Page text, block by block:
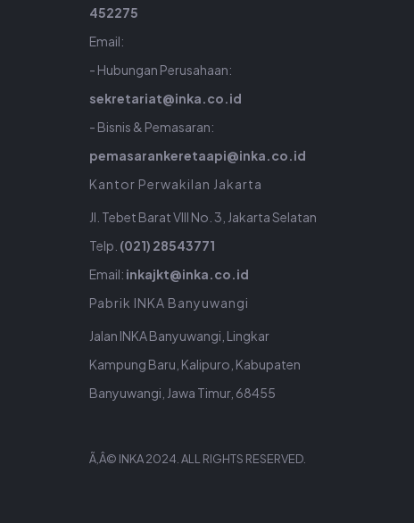
452275
Email:
- Hubungan Perusahaan:
sekretariat@inka.co.id
- Bisnis & Pemasaran:
pemasarankeretaapi@inka.co.id
Kantor Perwakilan Jakarta
Jl. Tebet Barat VIII No. 3, Jakarta Selatan
Telp. (021) 28543771
Email: inkajkt@inka.co.id
Pabrik INKA Banyuwangi
Jalan INKA Banyuwangi, Lingkar
Kampung Baru, Kalipuro, Kabupaten
Banyuwangi, Jawa Timur, 68455
Ã‚Â© INKA 2024. ALL RIGHTS RESERVED.